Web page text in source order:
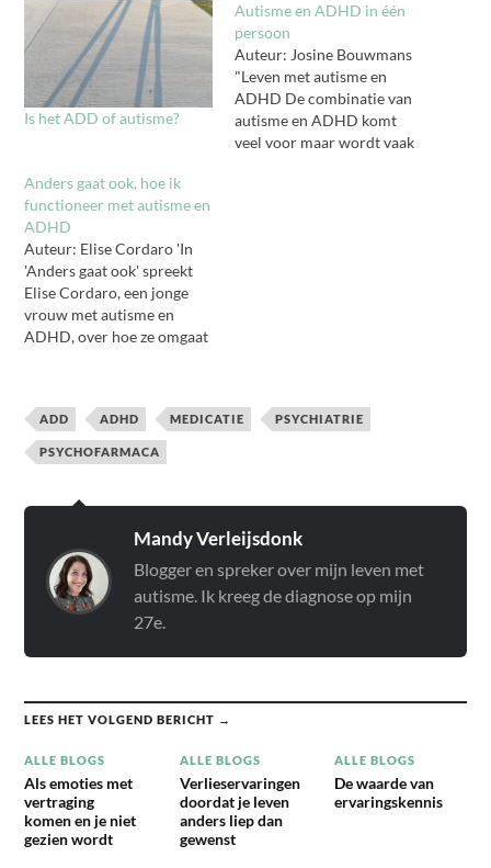
Is het ADD of autisme?
Autisme en ADHD in één
persoon
Auteur: Josine Bouwmans
"Leven met autisme en
ADHD De combinatie van
autisme en ADHD komt
veel voor maar wordt vaak
Anders gaat ook, hoe ik
functioneer met autisme en
ADHD
Auteur: Elise Cordaro 'In
'Anders gaat ook' spreekt
Elise Cordaro, een jonge
vrouw met autisme en
ADHD, over hoe ze omgaat
niet autistisch uit'. Elise
Cordaro ontdekte pas op
haar 27ste dat ze autisme
ADD ADHD MEDICATIE PSYCHIATRIE
PSYCHOFARMACA
Mandy Verleijsdonk
Blogger en spreker over mijn leven met
autisme. Ik kreeg de diagnose op mijn
27e.
LEES HET VOLGEND BERICHT →
ALLE BLOGS
Als emoties met
vertraging
komen en je niet
gezien wordt
ALLE BLOGS
Verlieservaringen
doordat je leven
anders liep dan
gewenst
ALLE BLOGS
De waarde van
ervaringskennis